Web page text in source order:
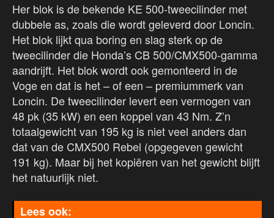
Her blok is de bekende KE 500-tweecilinder met
dubbele as, zoals die wordt geleverd door Loncin.
Het blok lijkt qua boring en slag sterk op de
tweecilinder die Honda’s CB 500/CMX500-gamma
aandrijft. Het blok wordt ook gemonteerd in de
Voge en dat is het – of een – premiummerk van
Loncin. De tweecilinder levert een vermogen van
48 pk (35 kW) en een koppel van 43 Nm. Z’n
totaalgewicht van 195 kg is niet veel anders dan
dat van de CMX500 Rebel (opgegeven gewicht
191 kg). Maar bij het kopiëren van het gewicht blijft
het natuurlijk niet.